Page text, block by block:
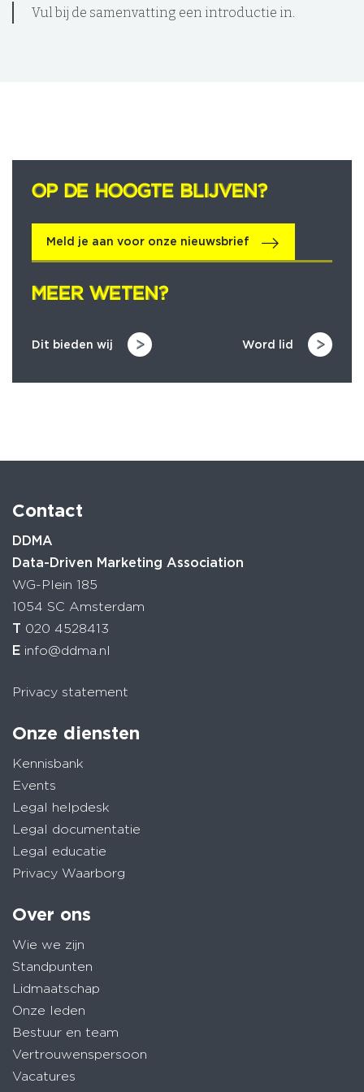
Vul bij de samenvatting een introductie in.
OP DE HOOGTE BLIJVEN?
OP DE HOOGTE BLIJVEN?
Meld je aan voor onze nieuwsbrief
MEER WETEN?
MEER WETEN?
Dit bieden wij Word lid
Contact
DDMA
Data-Driven Marketing Association
WG-Plein 185
1054 SC Amsterdam
T 020 4528413
E info@ddma.nl
Privacy statement
Onze diensten
Kennisbank
Events
Legal helpdesk
Legal documentatie
Legal educatie
Privacy Waarborg
Over ons
Wie we zijn
Standpunten
Lidmaatschap
Onze leden
Bestuur en team
Vertrouwenspersoon
Vacatures